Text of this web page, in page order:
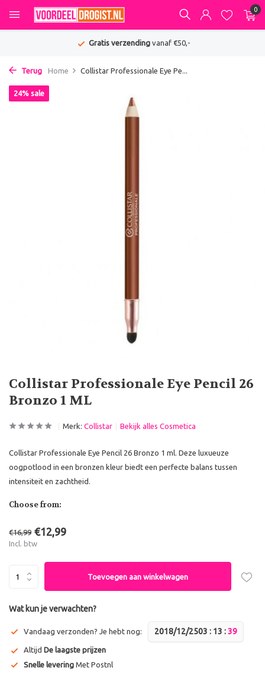
0
Gratis verzendingvanaf €50,-
Terug Home Collistar Professionale Eye Pe...
Collistar Professionale Eye Pencil 26
Bronzo 1 ML
24% sale
Merk: Collistar Bekijk alles Cosmetica
Collistar Professionale Eye Pencil 26 Bronzo 1 ml. Deze luxueuze
oogpotlood in een bronzen kleur biedt een perfecte balans tussen
intensiteit en zachtheid.
Choose from:
€16,99 €12,99
Incl. btw
Toevoegen aan winkelwagen
Wat kun je verwachten?
Vandaag verzonden? Je hebt nog: 2018/12/2503 : 13 :39
Altijd De laagste prijzen
Snelle levering Met Postnl